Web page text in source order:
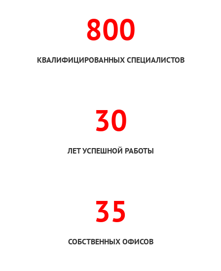
800
КВАЛИФИЦИРОВАННЫХ СПЕЦИАЛИСТОВ
30
ЛЕТ УСПЕШНОЙ РАБОТЫ
35
СОБСТВЕННЫХ ОФИСОВ